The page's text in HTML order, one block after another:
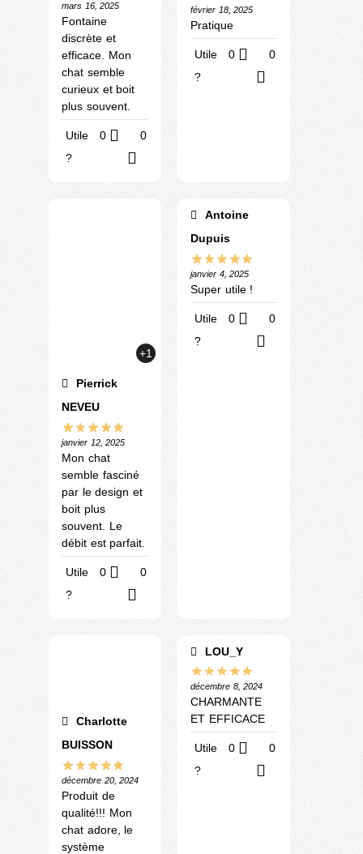
mars 16, 2025
Fontaine
discrète et
efficace. Mon
chat semble
curieux et boit
plus souvent.
Utile
?
0 0
février 18, 2025
Pratique
Utile
?
0 0
+1
Pierrick
NEVEU
janvier 12, 2025
Mon chat
semble fasciné
par le design et
boit plus
souvent. Le
débit est parfait.
Utile
?
0 0
Antoine
Dupuis
janvier 4, 2025
Super utile !
Utile
?
0 0
Charlotte
BUISSON
décembre 20, 2024
Produit de
qualité!!! Mon
chat adore, le
système
LOU_Y
décembre 8, 2024
CHARMANTE
ET EFFICACE
Utile
?
0 0